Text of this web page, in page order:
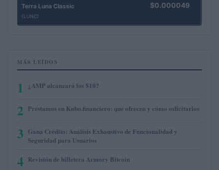
Terra Luna Classic
(LUNC)
$0.000049
MÁS LEÍDOS
1 ¿AMP alcanzará los $10?
2 Préstamos en Kubo.financiero: qué ofrecen y cómo solicitarlos
3 Gana Crédito: Análisis Exhaustivo de Funcionalidad y
Seguridad para Usuarios
4 Revisión de billetera Armory Bitcoin